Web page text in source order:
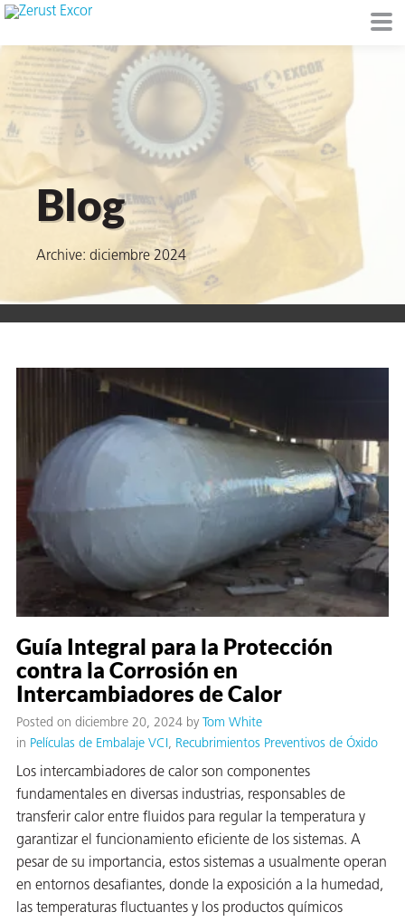
Blog
Archive: diciembre 2024
Guía Integral para la Protección
contra la Corrosión en
Intercambiadores de Calor
Posted on diciembre 20, 2024 by Tom White
in Películas de Embalaje VCI Recubrimientos Preventivos de Óxido
Los intercambiadores de calor son componentes
fundamentales en diversas industrias, responsables de
transferir calor entre fluidos para regular la temperatura y
garantizar el funcionamiento eficiente de los sistemas. A
pesar de su importancia, estos sistemas a usualmente operan
en entornos desafiantes, donde la exposición a la humedad,
las temperaturas fluctuantes y los productos químicos
Ambiente
de